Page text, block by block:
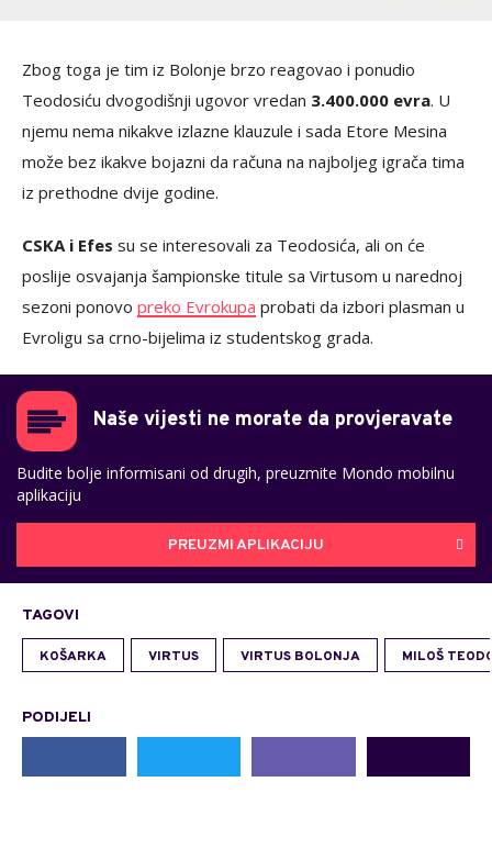
Zbog toga je tim iz Bolonje brzo reagovao i ponudio
Teodosiću dvogodišnji ugovor vredan 3.400.000 evra. U
njemu nema nikakve izlazne klauzule i sada Etore Mesina
može bez ikakve bojazni da računa na najboljeg igrača tima
iz prethodne dvije godine.
CSKA i Efes su se interesovali za Teodosića, ali on će
poslije osvajanja šampionske titule sa Virtusom u narednoj
sezoni ponovo preko Evrokupa probati da izbori plasman u
Evroligu sa crno-bijelima iz studentskog grada.
Naše vijesti ne morate da provjeravate
Budite bolje informisani od drugih, preuzmite Mondo mobilnu
aplikaciju
PREUZMI APLIKACIJU
TAGOVI
KOŠARKA VIRTUS VIRTUS BOLONJA MILOŠ
PODIJELI